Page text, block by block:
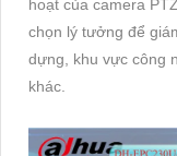
hoạt của camera
chọn lý tưởng để
dựng, khu vực công
khác.